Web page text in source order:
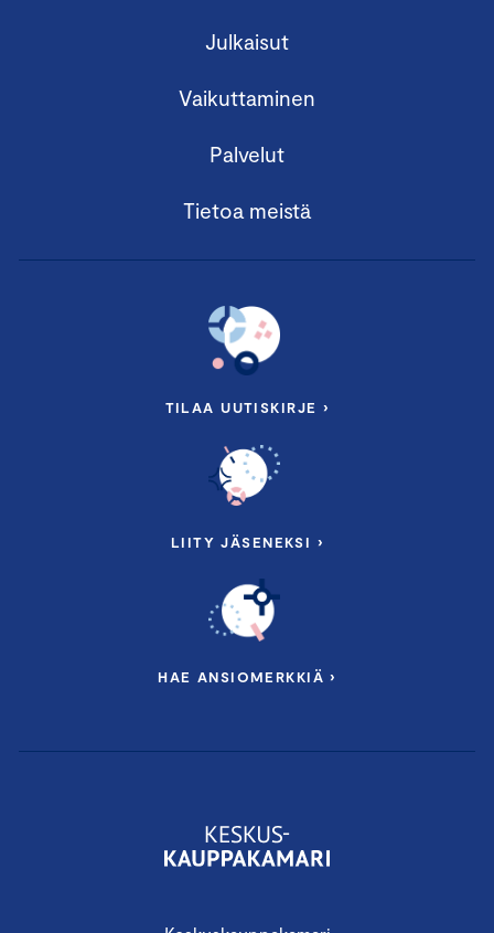
Julkaisut
Vaikuttaminen
Palvelut
Tietoa meistä
TILAA UUTISKIRJE ›
LIITY JÄSENEKSI ›
HAE ANSIOMERKKIÄ ›